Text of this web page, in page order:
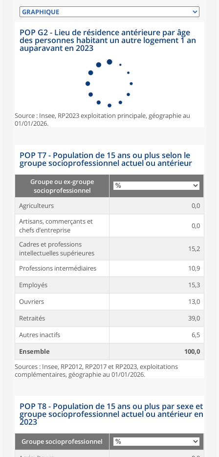
POP G2 - Lieu de résidence antérieure par âge
des personnes habitant un autre logement 1 an
auparavant en 2023
Source : Insee, RP2023 exploitation principale, géographie au
01/01/2026.
POP T7 - Population de 15 ans ou plus selon le
groupe socioprofessionnel actuel ou antérieur
Groupe ou ex-groupe
socioprofessionnel
Agriculteurs
0,0
Artisans, commerçants et
chefs d’entreprise
0,0
Cadres et professions
intellectuelles supérieures
15,2
Professions intermédiaires
10,9
Employés
15,3
Ouvriers
13,0
Retraités
39,0
Autres inactifs
6,5
Ensemble
100,0
Sources : Insee, RP2012, RP2017 et RP2023, exploitations
complémentaires, géographie au 01/01/2026.
POP T8 - Population de 15 ans ou plus par sexe et
groupe socioprofessionnel actuel ou antérieur en
2023
Groupe socioprofessionnel